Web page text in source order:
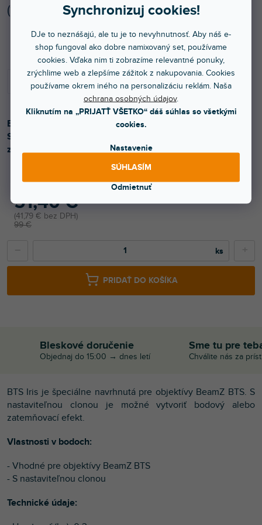
Synchronizuj cookies!
DJe to neznášajú, ale tu je to nevyhnutnosť. Aby náš e-
shop fungoval ako dobre namixovaný set, používame
cookies. Vďaka nim ti zobrazíme relevantné ponuky,
zrýchlime web a zlepšíme zážitok z nakupovania. Cookies
používame okrem iného na personalizáciu reklám. Naša
ochrana osobných údajov.
Kliknutím na „PRIJATŤ VŠETKO“ dáš súhlas so všetkými
cookies.
Nastavenie
Odmietnuť
SÚHLASÍM
99 €
51,40 €
41,79 € bez DPH
Skladom na predajni
(
PRIDAŤ DO KOŠÍKA
BTS Iris je špeciálne navrhnutá pre objektívy BeamZ BTS.
S nastaviteľnou clonou je možné vytvoriť bodový alebo
zatemňovací efekt.
Bleskové doručenie
Objednaj do 15:00 → dnes letí
Sme tu pre
Chválite nás za
BTS Iris je špeciálne navrhnutá pre objektívy BeamZ BTS. S
nastaviteľnou clonou je možné vytvoriť bodový alebo
zatemňovací efekt.
Vlastnosti v bodoch:
- Vhodné pre objektívy BeamZ BTS
- S nastaviteľnou clonou
Technické údaje: